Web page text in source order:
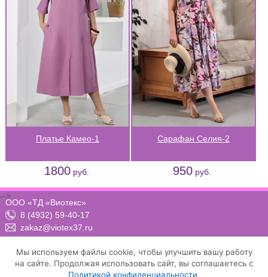
Платье Камео-1
1800руб.
Сарафан Селия-2
950 руб.
ООО «ТД «Виотекс»
8 (4932) 59-40-17
zakaz@viotex37.ru
-->
Мы используем файлы cookie, чтобы улучшить вашу работу
на сайте. Продолжая использовать сайт, вы соглашаетесь с
Политикой конфиденциальности.